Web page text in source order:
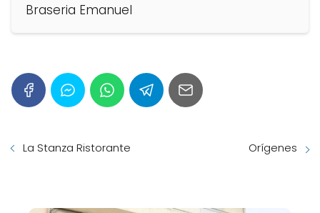
Braseria Emanuel
La Stanza Ristorante Orígenes